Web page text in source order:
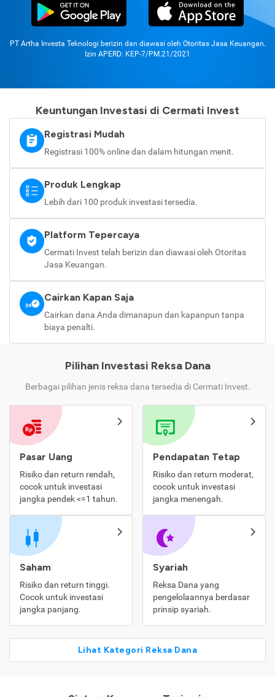
PT Artha Investa Teknologi berizin dan diawasi oleh Otoritas Jasa Keuangan.
Izin APERD: KEP-7/PM.21/2021
Keuntungan Investasi di Cermati Invest
Registrasi Mudah
Registrasi 100% online dan dalam hitungan menit.
Produk Lengkap
Lebih dari 100 produk investasi tersedia.
Platform Tepercaya
Cermati Invest telah berizin dan diawasi oleh Otoritas
Jasa Keuangan.
Cairkan Kapan Saja
Cairkan dana Anda dimanapun dan kapanpun tanpa
biaya penalti.
Pilihan Investasi Reksa Dana
Berbagai pilihan jenis reksa dana tersedia di Cermati Invest.
Pasar Uang
Risiko dan return rendah,
cocok untuk investasi
jangka pendek <=1 tahun.
Pendapatan Tetap
Risiko dan return moderat,
cocok untuk investasi
jangka menengah.
Saham
Risiko dan return tinggi.
Cocok untuk investasi
jangka panjang.
Syariah
Reksa Dana yang
pengelolaannya berdasar
prinsip syariah.
Lihat Kategori Reksa Dana